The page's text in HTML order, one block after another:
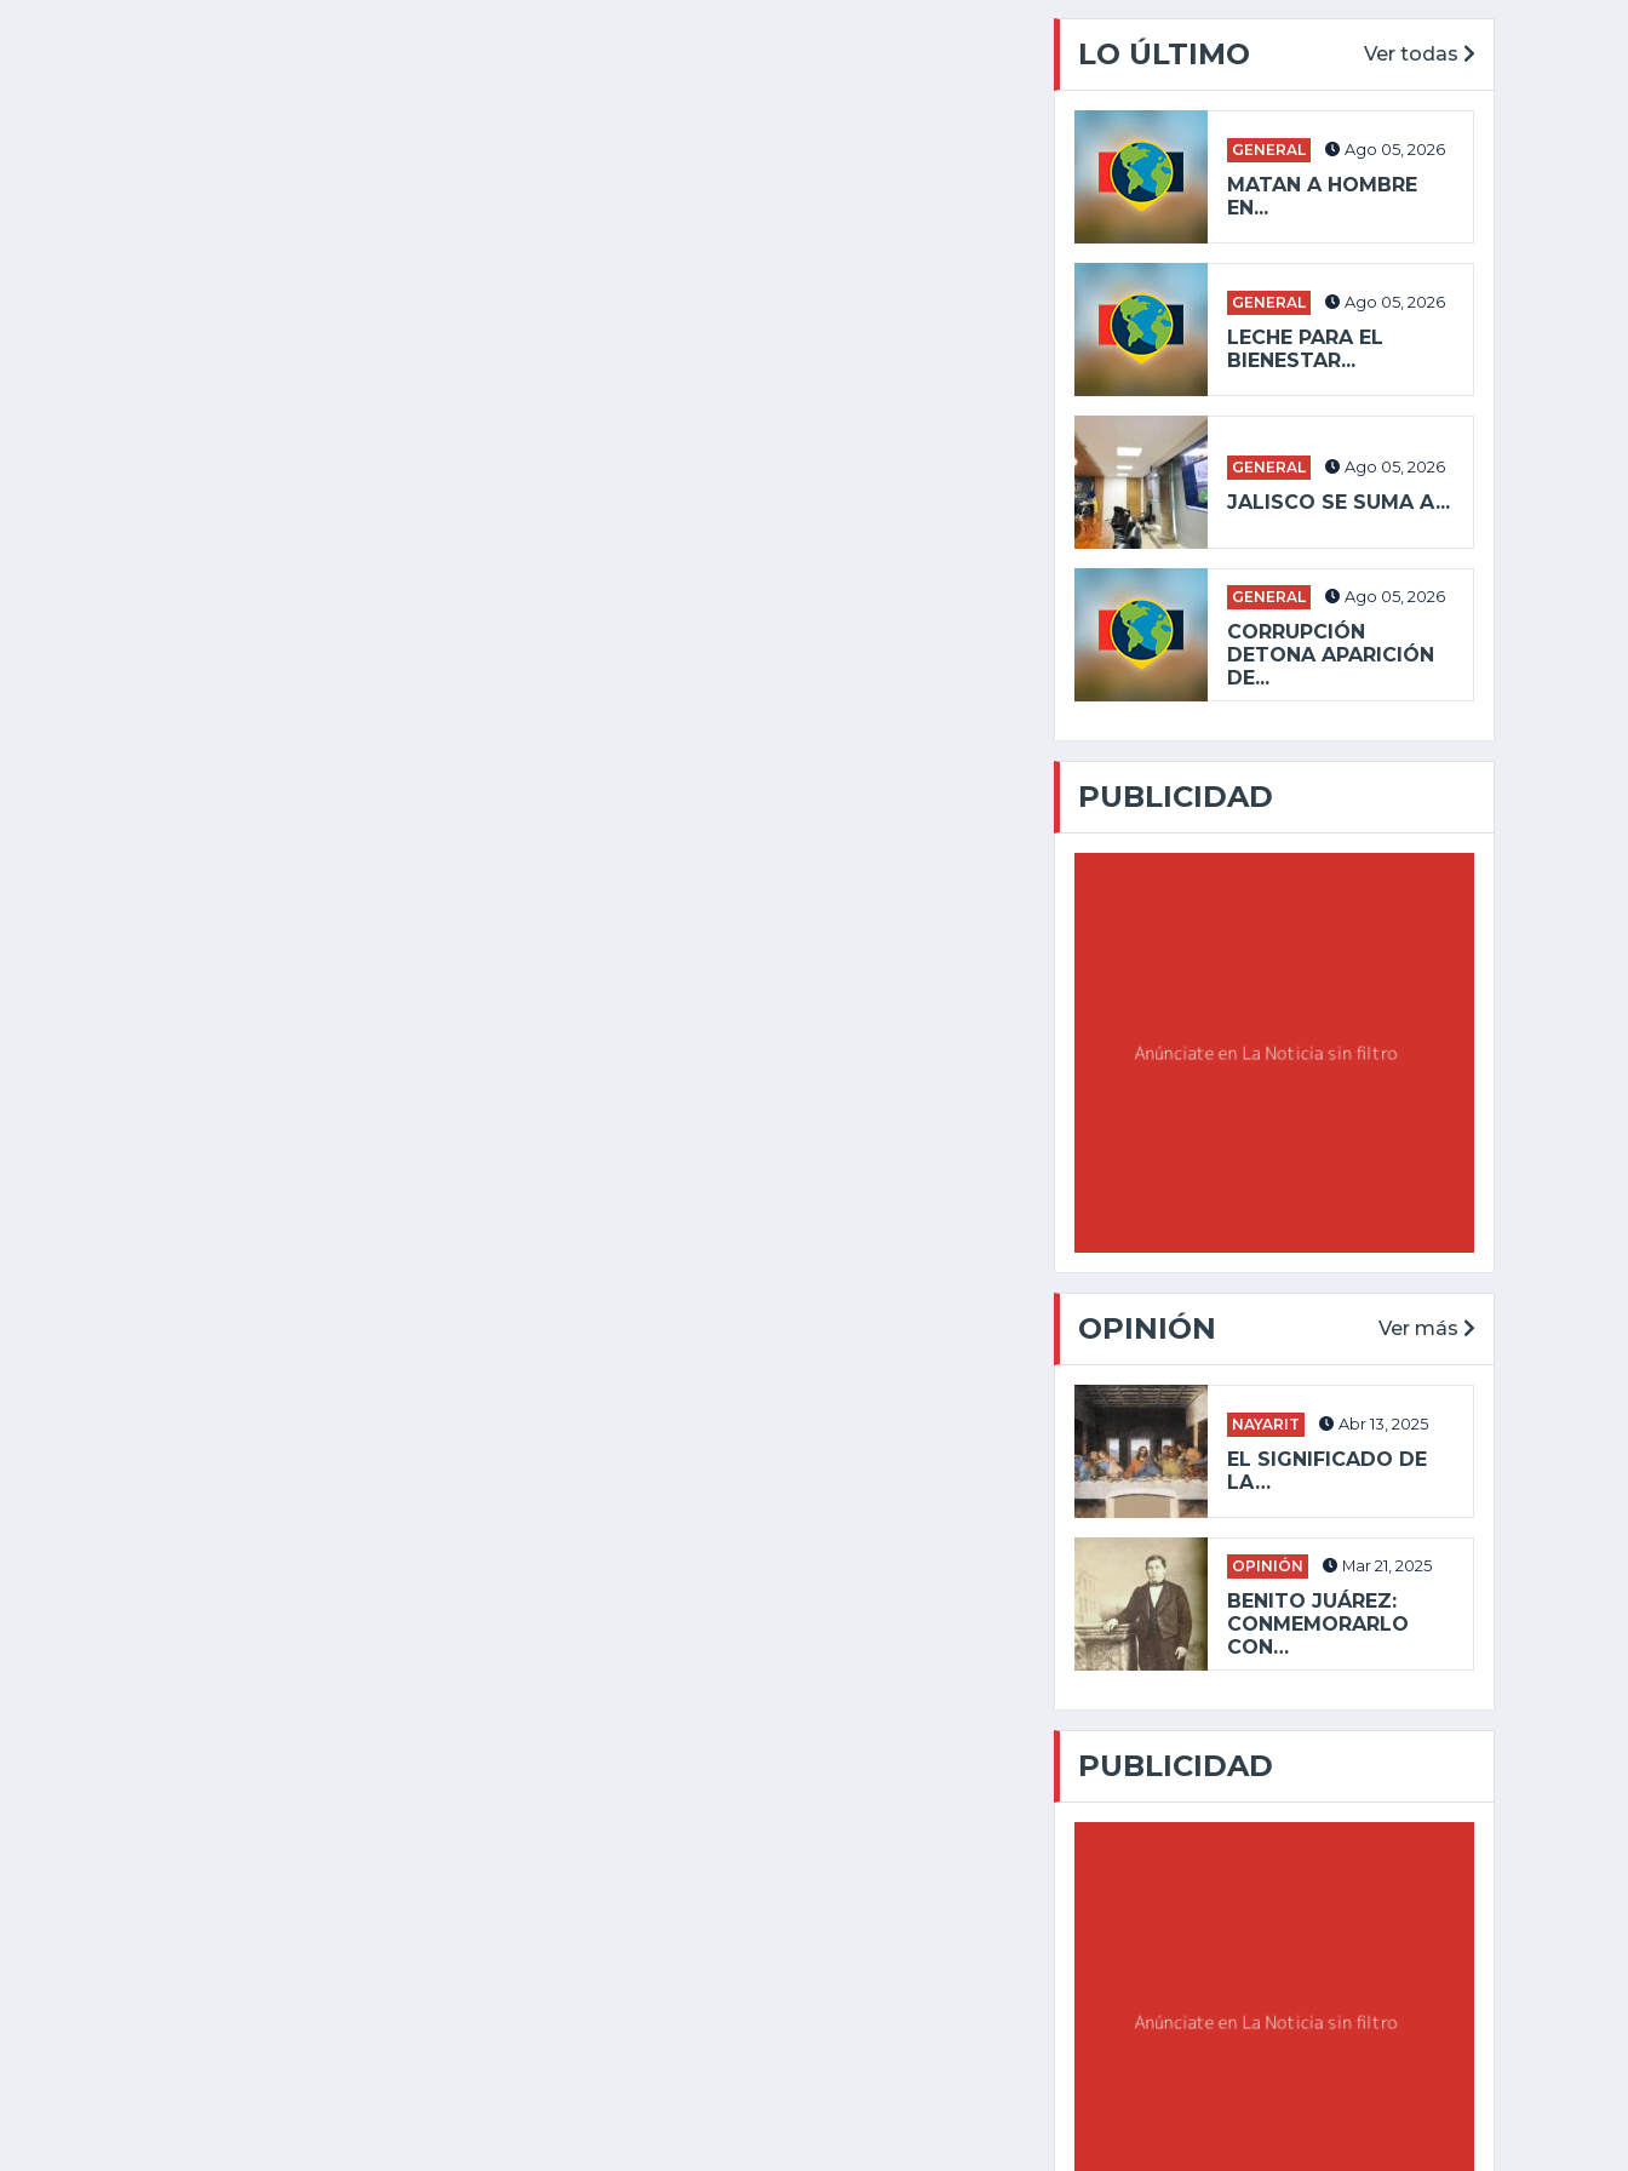
LO ÚLTIMO Ver todas
GENERAL Ago 05, 2026
MATAN A HOMBRE
EN...
GENERAL Ago 05, 2026
LECHE PARA EL
BIENESTAR...
GENERAL Ago 05, 2026
JALISCO SE SUMA A...
GENERAL Ago 05, 2026
CORRUPCIÓN
DETONA APARICIÓN
DE...
PUBLICIDAD
OPINIÓN Ver más
NAYARIT Abr 13, 2025
EL SIGNIFICADO DE
LA…
OPINIÓN Mar 21, 2025
BENITO JUÁREZ:
CONMEMORARLO
CON…
PUBLICIDAD